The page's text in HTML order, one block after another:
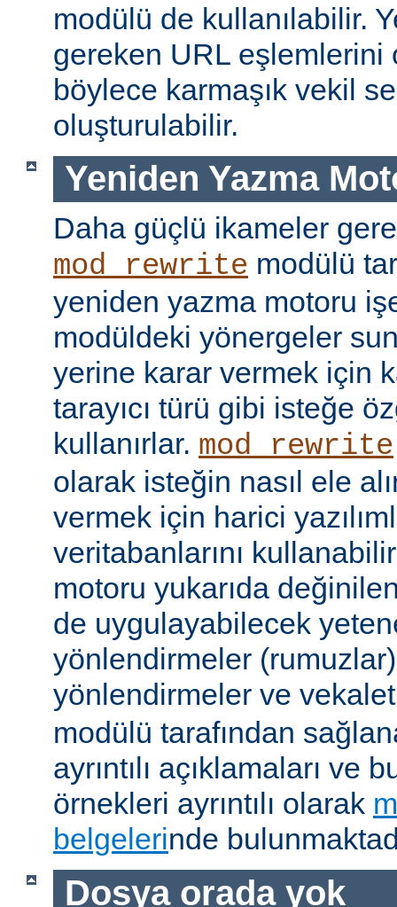
modülü de kullanılabilir.
gereken URL eşlemlerini
böylece karmaşık vekil
oluşturulabilir.
Yeniden Yazma
Daha güçlü ikameler
mod_rewrite modülü
yeniden yazma motoru
modüldeki yönergeler
yerine karar vermek için
tarayıcı türü gibi isteğe
kullanırlar. mod_rewrite
olarak isteğin nasıl ele
vermek için harici
veritabanlarını
motoru yukarıda
de uygulayabilecek
yönlendirmeler
yönlendirmeler ve
modülü tarafından
ayrıntılı açıklamaları ve
örnekleri ayrıntılı olarak
belgelerinde
Dosya orada yok